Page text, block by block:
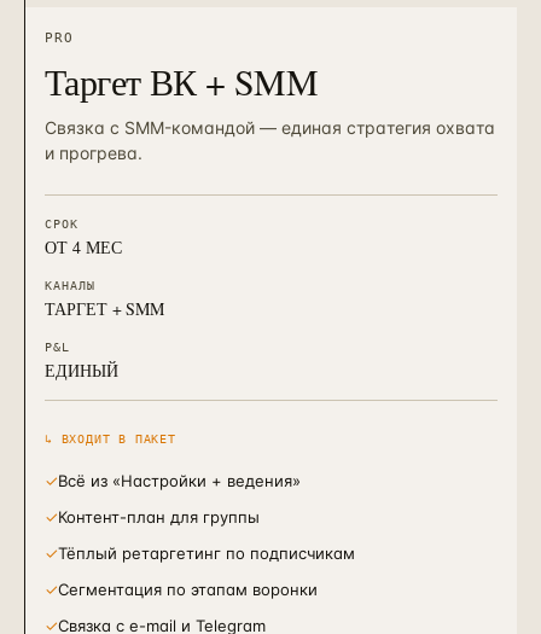
PRO
Таргет ВК + SMM
Связка с SMM-командой — единая стратегия охвата
и прогрева.
СРОК
ОТ 4 МЕС
КАНАЛЫ
ТАРГЕТ + SMM
P&L
ЕДИНЫЙ
↳ ВХОДИТ В ПАКЕТ
✓Всё из «Настройки + ведения»
✓Контент-план для группы
✓Тёплый ретаргетинг по подписчикам
✓Сегментация по этапам воронки
✓Связка с e-mail и Telegram